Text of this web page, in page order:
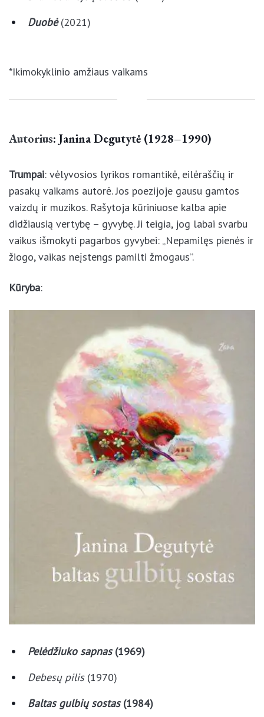
Trumpai: vėlyvosios lyrikos romantikė, eilėraščių ir
pasakų vaikams autorė. Jos poezijoje gausu gamtos
vaizdų ir muzikos. Rašytoja kūriniuose kalba apie
didžiausią vertybę – gyvybę. Ji teigia, jog labai
svarbu vaikus išmokyti pagarbos gyvybei: „Nepamilęs
Pelėdžiuko sapnas(1969)
Debesų pilis (1970)
Baltas gulbių sostas(1984)